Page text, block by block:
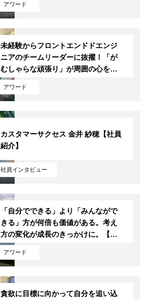
アワード
アワード
未経験からフロントエンドドエンジ
ニアのチームリーダーに抜擢！「が
むしゃらな頑張り」が周囲の心を動
かした。【理念体現賞 受賞者インタ
ビュー】
社員インタビュー
カスタマーサクセス 金井 紗穂【社員
紹介】
アワード
「自分でできる」より「みんながで
きる」方が何倍も価値がある。考え
方の変化が成長のきっかけに。【理
念体現賞 受賞者インタビュー】
貪欲に目標に向かって自分を追い込